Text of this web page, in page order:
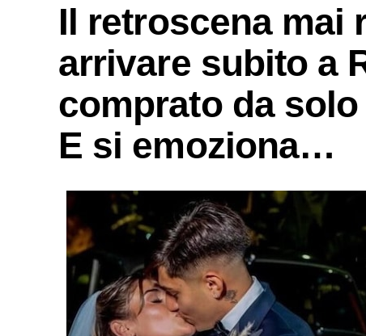
Il retroscena mai
arrivare subito a
comprato da
E si emoziona…